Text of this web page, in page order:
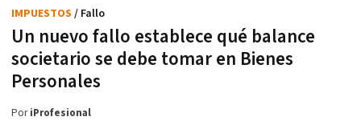
Un nuevo fallo establece qué balance
societario se debe tomar en Bienes
Personales
IMPUESTOS / Fallo
PoriProfesional